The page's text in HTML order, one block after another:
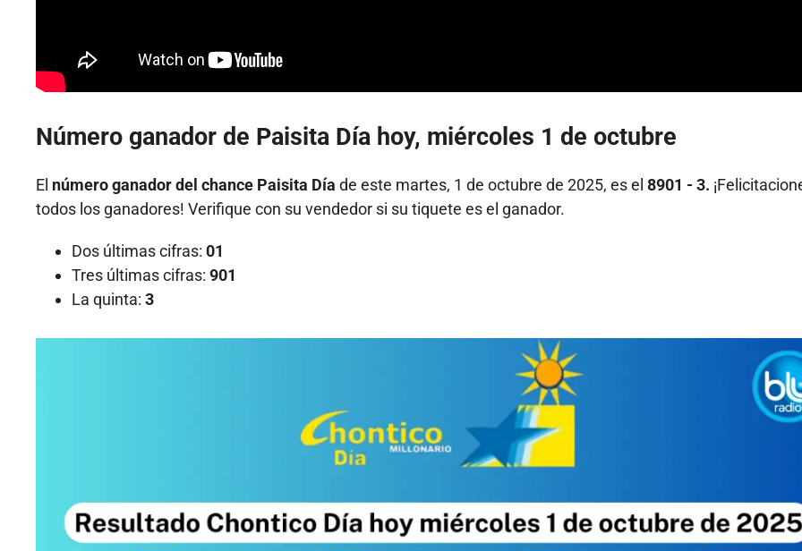
Número ganador de Paisita Día hoy, miércoles 1 de octubre
El número ganador del chance Paisita Día de este martes, 1 de octubre de 2025, es el 8901 - 3.
todos los ganadores! Verifique con su vendedor si su tiquete es el ganador.
Dos últimas cifras: 01
Tres últimas cifras: 901
La quinta: 3